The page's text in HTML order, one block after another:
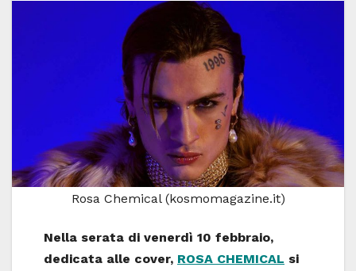
Rosa Chemical (kosmomagazine.it)
Nella serata di venerdì 10 febbraio,
dedicata alle cover, ROSA CHEMICAL si